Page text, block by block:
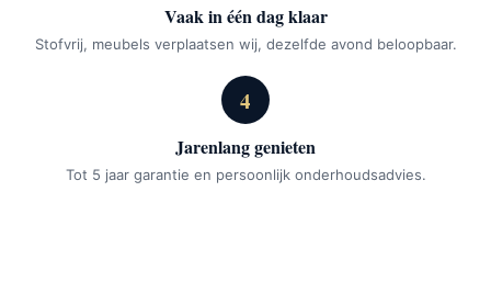
Vaak in één dag klaar
Stofvrij, meubels verplaatsen wij, dezelfde avond beloopbaar.
4
Jarenlang genieten
Tot 5 jaar garantie en persoonlijk onderhoudsadvies.